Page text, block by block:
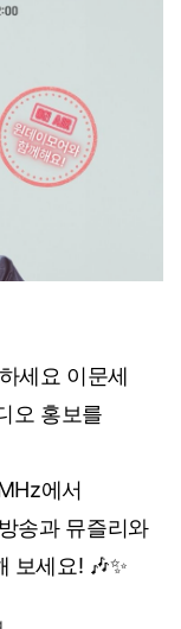
세요 이문세
오 홍보를
에서
송과 뮤즐리와
보세요! 🎶✨